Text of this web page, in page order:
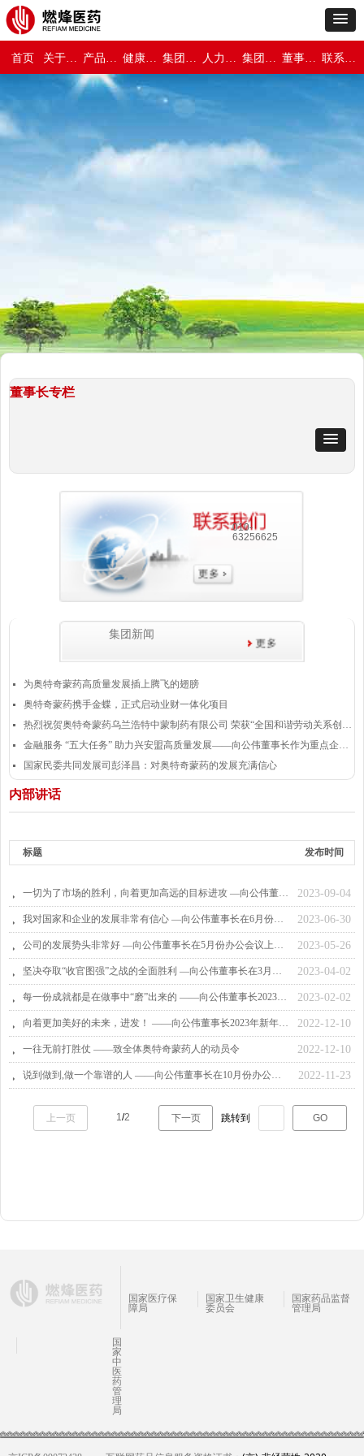
首页 关于燃烽医药 产品世界 健康与保障 集团新闻 人力资源 集团介绍 董事长专栏 联系我们
董事长专栏
集团新闻
넷 为奥特奇蒙药高质量发展插上腾飞的翅膀
넷 奥特奇蒙药携手金蝶，正式启动业财一体化项目
넷 热烈祝贺奥特奇蒙药乌兰浩特中蒙制药有限公司 荣获“全国和谐劳动关系创建示范企业”称号
넷 金融服务 “五大任务” 助力兴安盟高质量发展——向公伟董事长作为重点企业代表发言
넷 国家民委共同发展司彭泽昌：对奥特奇蒙药的发展充满信心
内部讲话
2023-09-04
뀧 一切为了市场的胜利，向着更加高远的目标进攻 —向公伟董事长在7月份办公会议上的内部讲话
2023-06-30
뀧 我对国家和企业的发展非常有信心 —向公伟董事长在6月份办公会议上的内部讲话
2023-05-26
뀧 公司的发展势头非常好 —向公伟董事长在5月份办公会议上的内部讲话
2023-04-02
뀧 坚决夺取“收官图强”之战的全面胜利 —向公伟董事长在3月份办公会议上的内部讲话
2023-02-02
뀧 每一份成就都是在做事中“磨”出来的 ——向公伟董事长2023年新年贺词
2022-12-10
뀧 向着更加美好的未来，进发！ ——向公伟董事长2023年新年贺词
2022-12-10
뀧 一往无前打胜仗 ——致全体奥特奇蒙药人的动员令
2022-11-23
뀧 说到做到,做一个靠谱的人 ——向公伟董事长在10月份办公会议上的内部讲话
上一页 1/2 下一页 跳转到 GO
发布时间
标题
010-
63256625
国家医疗保
障局
国家卫生健康
委员会
国家药品监督
管理局
国
家
中
医
药
管
理
局